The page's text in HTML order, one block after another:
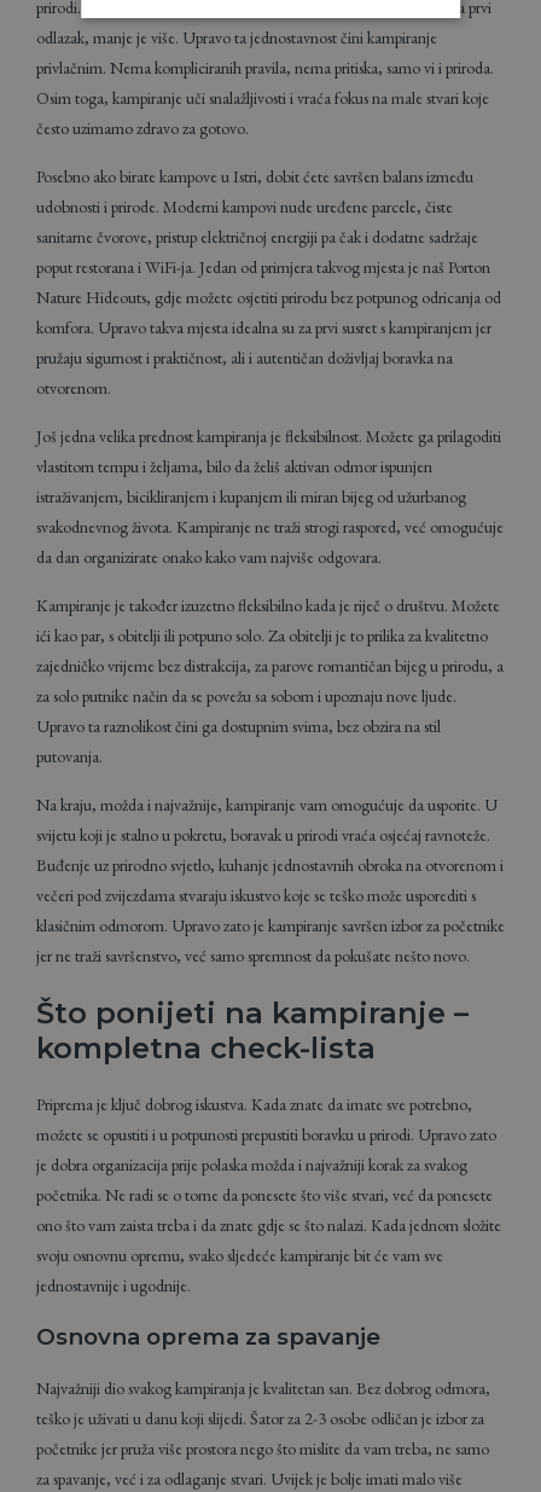
prirodi. S vremenom ćete možda nadograđivati svoju opremu, ali za prvi
odlazak, manje je više. Upravo ta jednostavnost čini kampiranje
privlačnim. Nema kompliciranih pravila, nema pritiska, samo vi i priroda.
Osim toga, kampiranje uči snalažljivosti i vraća fokus na male stvari koje
često uzimamo zdravo za gotovo.
Posebno ako birate kampove u Istri, dobit ćete savršen balans između
udobnosti i prirode. Moderni kampovi nude uređene parcele, čiste
sanitarne čvorove, pristup električnoj energiji pa čak i dodatne sadržaje
poput restorana i WiFi-ja. Jedan od primjera takvog mjesta je naš Porton
Nature Hideouts, gdje možete osjetiti prirodu bez potpunog odricanja od
komfora. Upravo takva mjesta idealna su za prvi susret s kampiranjem jer
pružaju sigurnost i praktičnost, ali i autentičan doživljaj boravka na
otvorenom.
Još jedna velika prednost kampiranja je fleksibilnost. Možete ga prilagoditi
vlastitom tempu i željama, bilo da želiš aktivan odmor ispunjen
istraživanjem, bicikliranjem i kupanjem ili miran bijeg od užurbanog
svakodnevnog života. Kampiranje ne traži strogi raspored, već omogućuje
da dan organizirate onako kako vam najviše odgovara.
Kampiranje je također izuzetno fleksibilno kada je riječ o društvu. Možete
ići kao par, s obitelji ili potpuno solo. Za obitelji je to prilika za kvalitetno
zajedničko vrijeme bez distrakcija, za parove romantičan bijeg u prirodu, a
za solo putnike način da se povežu sa sobom i upoznaju nove ljude.
Upravo ta raznolikost čini ga dostupnim svima, bez obzira na stil
putovanja.
Na kraju, možda i najvažnije, kampiranje vam omogućuje da usporite. U
svijetu koji je stalno u pokretu, boravak u prirodi vraća osjećaj ravnoteže.
Buđenje uz prirodno svjetlo, kuhanje jednostavnih obroka na otvorenom i
večeri pod zvijezdama stvaraju iskustvo koje se teško može usporediti s
klasičnim odmorom. Upravo zato je kampiranje savršen izbor za početnike
jer ne traži savršenstvo, već samo spremnost da pokušate nešto novo.
Što ponijeti na kampiranje –
kompletna check-lista
Priprema je ključ dobrog iskustva. Kada znate da imate sve potrebno,
možete se opustiti i u potpunosti prepustiti boravku u prirodi. Upravo zato
je dobra organizacija prije polaska možda i najvažniji korak za svakog
početnika. Ne radi se o tome da ponesete što više stvari, već da ponesete
ono što vam zaista treba i da znate gdje se što nalazi. Kada jednom složite
svoju osnovnu opremu, svako sljedeće kampiranje bit će vam sve
jednostavnije i ugodnije.
Osnovna oprema za spavanje
Najvažniji dio svakog kampiranja je kvalitetan san. Bez dobrog odmora,
teško je uživati u danu koji slijedi. Šator za 2-3 osobe odličan je izbor za
početnike jer pruža više prostora nego što mislite da vam treba, ne samo
za spavanje, već i za odlaganje stvari. Uvijek je bolje imati malo više